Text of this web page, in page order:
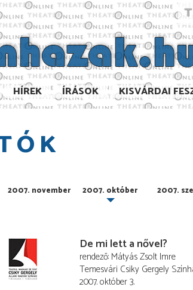
HÍREK ÍRÁSOK KISVÁRDAI
2007. november 2007. október 2007.
De mi lett a nővel?
rendező Mátyás Zsolt Imre
Temesvári Csiky Gergely
2007. október 3.